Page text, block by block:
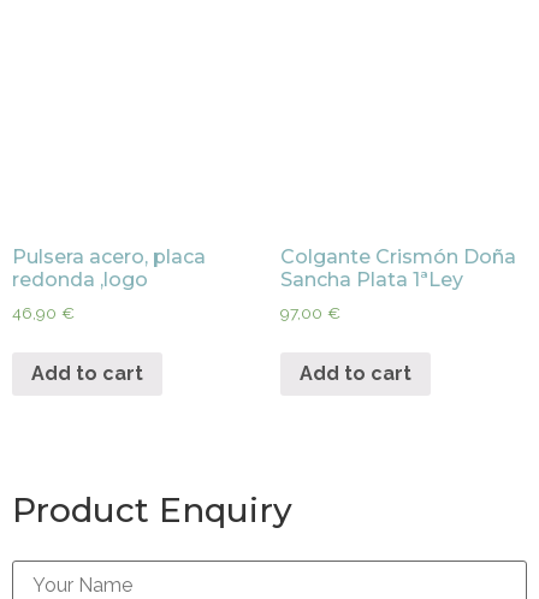
Pulsera acero, placa
redonda ,logo
46,90 €
Add to cart
Colgante Crismón Doña
Sancha Plata 1ªLey
97,00 €
Add to cart
Product Enquiry